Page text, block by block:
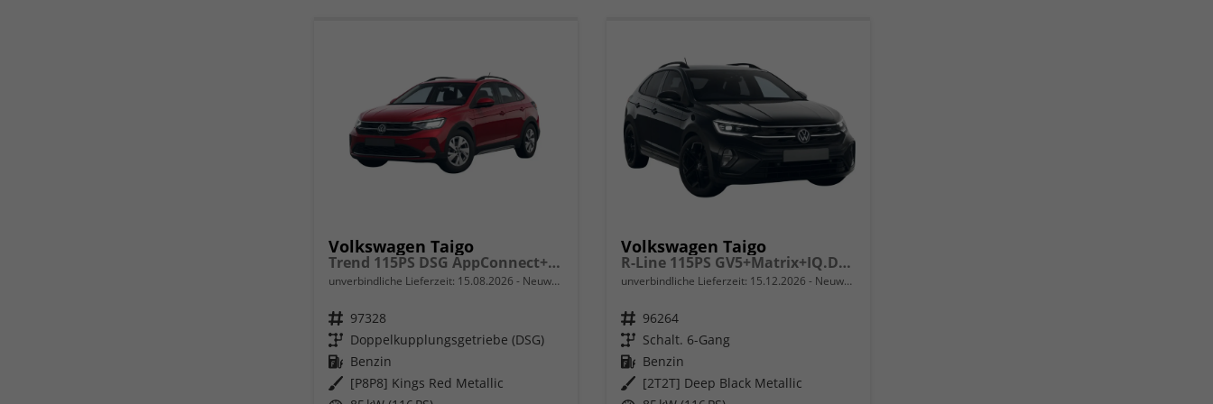
Volkswagen Taigo
Trend 115PS DSG AppConnect+Sitzheizung+PDC+Alu16+LED+DAB+FrontAssist
unverbindliche Lieferzeit: 15.08.2026 Neuwagen
Fahrzeugnr. 97328
Getriebe Doppelkupplungsgetriebe (DSG)
Kraftstoff Benzin
Außenfarbe [P8P8] Kings Red Metallic
Volkswagen Taigo
R-Line 115PS GV5+Matrix+IQ.Drive+Black+Keyless+Alu18+Cam+Sitzhz+Climatronic
unverbindliche Lieferzeit: 15.12.2026 Neuwagen
Fahrzeugnr. 96264
Getriebe Schalt. 6-Gang
Kraftstoff Benzin
Außenfarbe [2T2T] Deep Black Metallic